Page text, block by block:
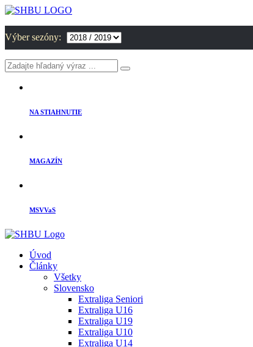
Výber sezóny:
NA STIAHNUTIE
MAGAZÍN
MSVVaS
Úvod
Články
Všetky
Slovensko
Extraliga Seniori
Extraliga U16
Extraliga U19
Extraliga U10
Extraliga U14